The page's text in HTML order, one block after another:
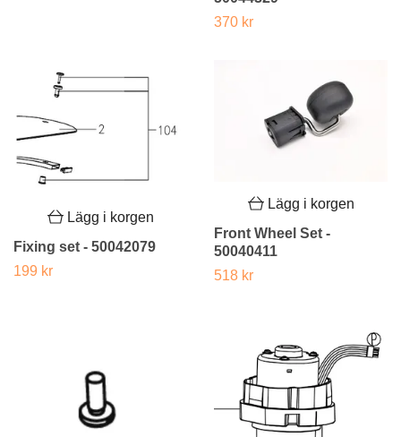
370 kr
Lägg i korgen
Fixing set - 50042079
199 kr
Lägg i korgen
Front Wheel Set -
50040411
518 kr